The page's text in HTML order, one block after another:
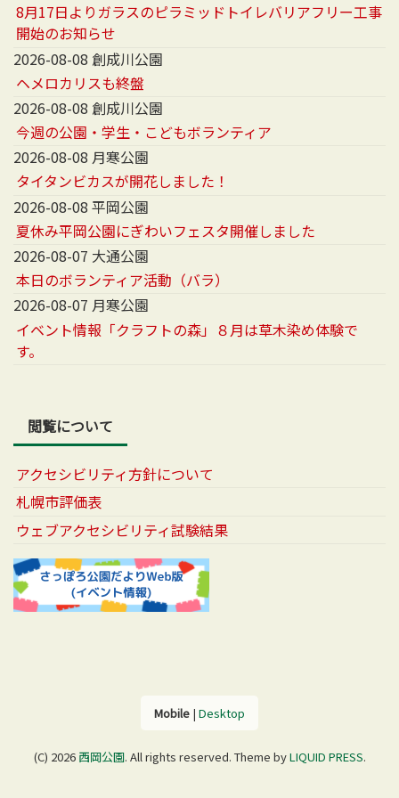
8月17日よりガラスのピラミッドトイレバリアフリー工事
開始のお知らせ
2026-08-08 創成川公園
ヘメロカリスも終盤
2026-08-08 創成川公園
今週の公園・学生・こどもボランティア
2026-08-08 月寒公園
タイタンビカスが開花しました！
2026-08-08 平岡公園
夏休み平岡公園にぎわいフェスタ開催しました
2026-08-07 大通公園
本日のボランティア活動（バラ）
2026-08-07 月寒公園
イベント情報「クラフトの森」８月は草木染め体験で
す。
閲覧について
アクセシビリティ方針について
札幌市評価表
ウェブアクセシビリティ試験結果
Mobile | Desktop
(C) 2026 西岡公園. All rights reserved. Theme byLIQUID PRESS.